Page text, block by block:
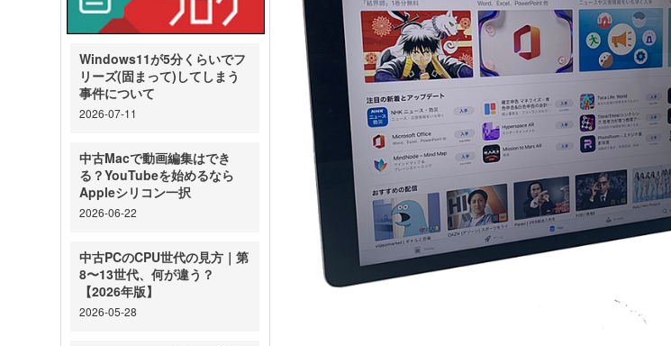
Windows11が5分くらいでフ
リーズ(固まって)してしまう
事件について
2026-07-11
中古Macで動画編集はでき
る？YouTubeを始めるなら
Appleシリコン一択
2026-06-22
中古PCのCPU世代の見方｜第
8〜13世代、何が違う？
【2026年版】
2026-05-28